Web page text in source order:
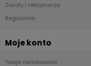
Zwroty i reklamacje
Regulamin
Moje konto
Twoje zamówienia